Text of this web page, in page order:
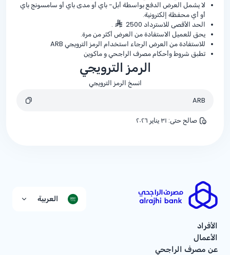
لا يشمل العرض الدفع بواسطة أبل- باي أو مدى باي أو سامسونج باي
أو أي محفظة إلكترونية.
الحد الأقصى للاسترداد 2500
.
يحق للعميل الاستفادة من العرض أكثر من مرة.
للاستفادة من العرض الرجاء استخدام الرمز الترويجي ARB
تطبق شروط وأحكام مصرف الراجحي و ماكوين
الرمز الترويجي
انسخ الرمز الترويجي
ARB
صالح حتى: ٣١ يناير ٢٠٢٦
العربية
الأفراد
الأعمال
عن مصرف الراجحي